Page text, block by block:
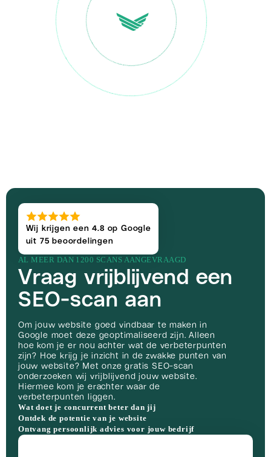
Wij krijgen een 4.8 op Google
uit 75 beoordelingen
AL MEER DAN 1200 SCANS AANGEVRAAGD
Vraag vrijblijvend een
SEO-scan aan
Om jouw website goed vindbaar te maken in
Google moet deze geoptimaliseerd zijn. Alleen
hoe kom je er nou achter wat de verbeterpunten
zijn? Hoe krijg je inzicht in de zwakke punten van
jouw website? Met onze gratis SEO-scan
onderzoeken wij vrijblijvend jouw website.
Hiermee kom je erachter waar de
verbeterpunten liggen.
Wat doet je concurrent beter dan jij
Ontdek de potentie van je website
Ontvang persoonlijk advies voor jouw bedrijf